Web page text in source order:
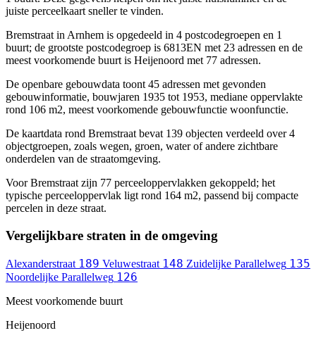
juiste perceelkaart sneller te vinden.
Bremstraat in Arnhem is opgedeeld in 4 postcodegroepen en 1
buurt; de grootste postcodegroep is 6813EN met 23 adressen en de
meest voorkomende buurt is Heijenoord met 77 adressen.
De openbare gebouwdata toont 45 adressen met gevonden
gebouwinformatie, bouwjaren 1935 tot 1953, mediane oppervlakte
rond 106 m2, meest voorkomende gebouwfunctie woonfunctie.
De kaartdata rond Bremstraat bevat 139 objecten verdeeld over 4
objectgroepen, zoals wegen, groen, water of andere zichtbare
onderdelen van de straatomgeving.
Voor Bremstraat zijn 77 perceeloppervlakken gekoppeld; het
typische perceeloppervlak ligt rond 164 m2, passend bij compacte
percelen in deze straat.
Vergelijkbare straten in de omgeving
Alexanderstraat 189 Veluwestraat 148 Zuidelijke Parallelweg 135
Noordelijke Parallelweg 126
Meest voorkomende buurt
Heijenoord